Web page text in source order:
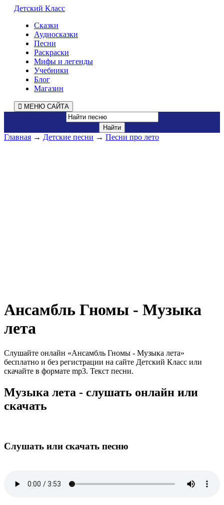
Детский Класс
Сказки
Аудиосказки
Песни
Раскраски
Мифы и легенды
Учебники
Блог
Магазин
МЕНЮ САЙТА
Главная → Детские песни → Песни про лето
Ансамбль Гномы - Музыка
лета
Слушайте онлайн «Ансамбль Гномы - Музыка лета»
бесплатно и без регистрации на сайте Детский Класс или
скачайте в формате mp3. Текст песни.
Музыка лета - слушать онлайн или
скачать
Слушать или скачать песню